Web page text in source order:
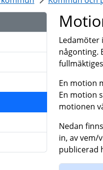
Ledamöter
någonting.
En motion
En motion
motionen
Nedan
in, av vem/
publicerad